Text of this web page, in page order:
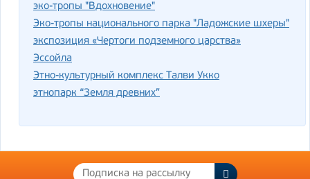
эко-тропы "Вдохновение"
Эко-тропы национального парка "Ладожские шхеры"
экспозиция «Чертоги подземного царства»
Эссойла
Этно-культурный комплекс Талви Укко
этнопарк “Земля древних”